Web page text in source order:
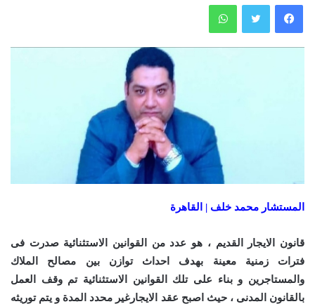
فيسبوك تويتر واتساب
المستشار محمد خلف | القاهرة
قانون الايجار القديم ، هو عدد من القوانين الاستثنائية صدرت فى
فترات زمنية معينة بهدف احداث توازن بين مصالح الملاك
والمستاجرين و بناء على تلك القوانين الاستثنائية تم وقف العمل
بالقانون المدنى ، حيث اصبح عقد الايجارغير محدد المدة و يتم توريثه